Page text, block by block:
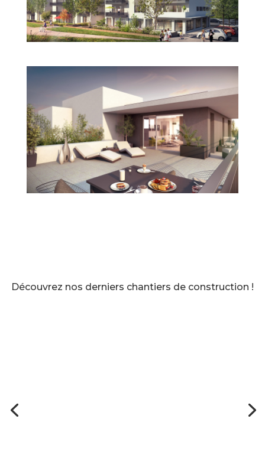
Découvrez nos derniers chantiers de construction !